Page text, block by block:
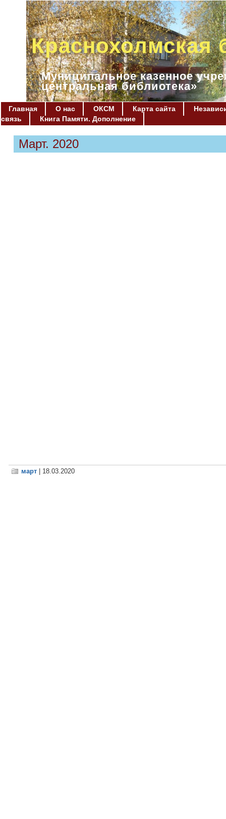
Краснохолмская
Муниципальное казенное
центральная библиотека»
Главная О нас ОКСМ Карта сайта
связь
Книга Памяти. Дополнение
Март. 2020
март | 18.03.2020